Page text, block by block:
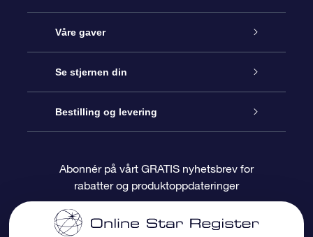
Kundeservice
Kontakt oss
Bloggen
Anmeldelser
Våre gaver
Online Stjernegave
OSR Gavepakke
OSR-gavekortet
Bedriftsgaver
Se stjernen din
Star Register
Pesontilpasset stjerneside
One Million Stars
Bestilling og levering
Betalingsinformasjon
Fraktinformasjon
Abonnér på vårt GRATIS nyhetsbrev for
rabatter og produktoppdateringer